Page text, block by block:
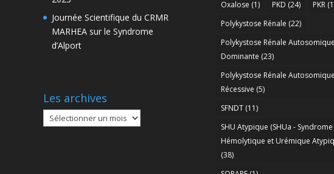
Journée Scientifique du CRMR
MARHEA sur le Syndrome
d’Alport
Les archives
Les
archives
Oxalose (1) PKD (24) PKR
Polykystose Rénale (22)
Polykystose Rénale Autosomique
Dominante (23)
Polykystose Rénale Autosomique
Récessive (5)
SFNDT(11)
SHU Atypique (SHUa - Syndrome
Hémolytique et Urémique
(38)